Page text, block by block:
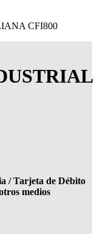
CFI800
/ Tarjeta de Débito
medios